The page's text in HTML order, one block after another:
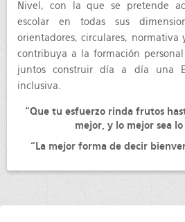
Nivel, con la que se pretende
escolar en todas sus
orientadores, circulares,
contribuya a la formación
juntos construir día a día una
inclusiva.
“Que tu esfuerzo rinda frutos
mejor, y lo mejor sea
“La mejor forma de decir